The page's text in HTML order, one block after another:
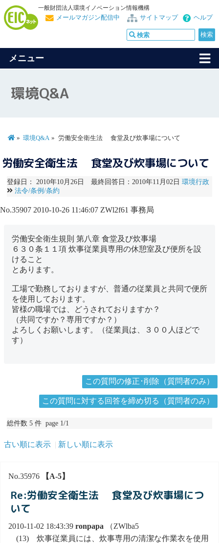
一般財団法人環境イノベーション情報機構
ヘルプ
サイトマップ
メールマガジン配信中
メニュー
環境Q&A
環境Q&A 労働安全衛生法 食堂及び炊事場について
労働安全衛生法 食堂及び炊事場について
登録日： 2010年10月26日 最終回答日：2010年11月02日 環境行政
法令/条例/条約
No.35907 2010-10-26 11:46:07 ZWl2f61 事務局
労働安全衛生規則 第八章 食堂及び炊事場
６３０条１１項 炊事従業員専用の休憩室及び便所を設
けること
とあります。
工場で勤務しておりますが、普通の従業員と共同で便所
を使用しております。
皆様の職場では、どうされておりますか？
（共同ですか？専用ですか？）
よろしくお願いします。（従業員は、３００人ほどで
す）
この質問の修正･削除（質問者のみ）
この質問に対する回答を締め切る（質問者のみ）
総件数 5 件 page 1/1
古い順に表示 新しい順に表示
No.35976 【A-5】
Re:労働安全衛生法 食堂及び炊事場につ
いて
2010-11-02 18:43:39 ronpapa （ZWlba5
(13) 炊事従業員には、炊事専用の清潔な作業衣を使用